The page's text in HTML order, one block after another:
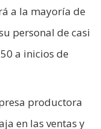
a la mayoría de
personal de casi
a inicios de
productora
en las ventas y